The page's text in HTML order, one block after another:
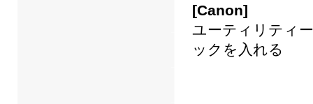
[Canon]
ユーティリティ
ックを入れる